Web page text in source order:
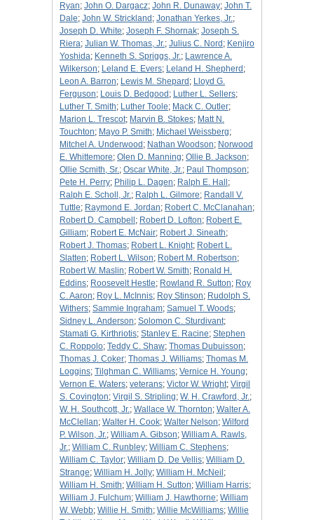
Ryan; John O. Dargacz; John R. Dunaway; John T.
Dale; John W. Strickland ; Jonathan Yerkes, Jr.;
Joseph D. White; Joseph F. Shornak; Joseph S.
Riera; Julian W. Thomas, Jr.; Julius C. Nord ; Kenjiro
Yoshida; Kenneth S. Spriggs, Jr.; Lawrence A.
Wilkerson; Leland E. Evers; Leland H. Shepherd ;
Leon A. Barron; Lewis M. Shepard ; Lloyd G.
Ferguson; Louis D. Bedgood ; Luther L. Sellers;
Luther T. Smith; Luther Toole; Mack C. Outler;
Marion L. Trescot; Marvin B. Stokes; Matt N.
Touchton; Mayo P. Smith; Michael Weissberg;
Mitchel A. Underwood ; Nathan Woodson; Norwood
E. Whittemore; Olen D. Manning; Ollie B. Jackson;
Ollie Scmith, Sr.; Oscar White, Jr.; Paul Thompson;
Pete H. Perry; Philip L. Dagen; Ralph E. Hall ;
Ralph E. Scholl, Jr.; Ralph L. Gilmore; Randall V.
Tuttle; Raymond E. Jordan; Robert C. McClanahan;
Robert D. Campbell ; Robert D. Lofton; Robert E.
Gilliam; Robert E. McNair; Robert J. Sineath;
Robert J. Thomas; Robert L. Knight; Robert L.
Slatten; Robert L. Wilson; Robert M. Robertson;
Robert W. Maslin; Robert W. Smith; Ronald H.
Eddins; Roosevelt Hestle; Rowland R. Sutton; Roy
C. Aaron; Roy L. McInnis; Roy Stinson; Rudolph S.
Withers; Sammie Ingraham; Samuel T. Woods;
Sidney L. Anderson; Solomon C. Sturdivant;
Stamati G. Kirthriotis; Stanley E. Racine; Stephen
C. Roppolo; Teddy C. Shaw; Thomas Dubuisson;
Thomas J. Coker; Thomas J. Williams; Thomas M.
Loggins; Tilghman C. Williams; Vernice H. Young;
Vernon E. Waters; veterans; Victor W. Wright; Virgil
S. Covington; Virgil S. Stripling; W. H. Crawford, Jr.;
W. H. Southcott, Jr.; Wallace W. Thornton; Walter A.
McClellan; Walter H. Cook; Walter Nelson; Wilford
P. Wilson, Jr.; William A. Gibson; William A. Rawls,
Jr.; William C. Runbley; William C. Stephens;
William C. Taylor; William D. De Vellis; William D.
Strange; William H. Jolly; William H. McNeil ;
William H. Smith; William H. Sutton; William Harris;
William J. Fulchum; William J. Hawthorne; William
W. Webb; Willie H. Smith; Willie McWilliams; Willie